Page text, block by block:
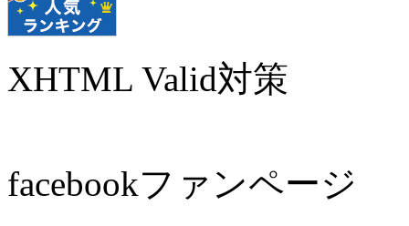
XHTML Valid対策
facebookファンページ